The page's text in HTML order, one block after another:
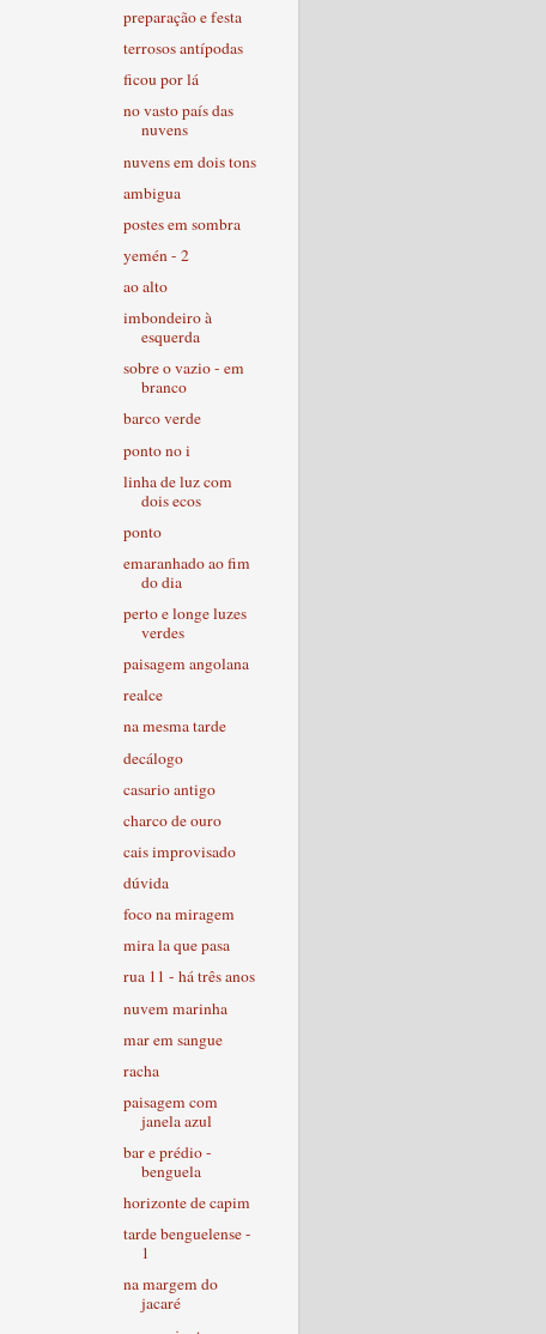
preparação e festa
terrosos antípodas
ficou por lá
no vasto país das
nuvens
nuvens em dois tons
ambigua
postes em sombra
yemén - 2
ao alto
imbondeiro à
esquerda
sobre o vazio - em
branco
barco verde
ponto no i
linha de luz com
dois ecos
ponto
emaranhado ao fim
do dia
perto e longe luzes
verdes
paisagem angolana
realce
na mesma tarde
decálogo
casario antigo
charco de ouro
cais improvisado
dúvida
foco na miragem
mira la que pasa
rua 11 - há três anos
nuvem marinha
mar em sangue
racha
paisagem com
janela azul
bar e prédio -
benguela
horizonte de capim
tarde benguelense -
1
na margem do
jacaré